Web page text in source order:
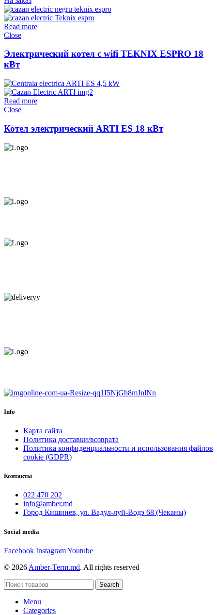
Read more
Close
Электрический котел c wifi TEKNIX ESPRO 18
кВт
Read more
Close
Котел электрический ARTI ES 18 кВт
Info
Карта сайта
Политика доставки/возврата
Политика конфиденциальности и использования файлов
cookie (GDPR)
Контакты
022 470 202
info@amber.md
Город Кишинев, ул. Вадул-луй-Водэ 68 (Чеканы)
Social media
Facebook InstagramYoutube
© 2026 Amber-Term.md. All rights reserved
Search
Menu
Categories